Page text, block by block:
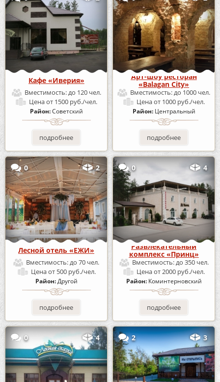
Кафе «Иверия»
Вместимость:до 120 чел.
Ценаот 1500 руб./чел.
Район:Советский
подробнее
Арт-шоу ресторан
«Balagan City»
Вместимость:до 1000 чел.
Ценаот 1000 руб./чел.
Район: Центральный
подробнее
0 2
Лесной отель «ЕЖИ»
Вместимость:до 70 чел.
Ценаот 500 руб./чел.
Район:Другой
подробнее
0 4
Развлекательный
комплекс «Принц»
Вместимость:до 350 чел.
Ценаот 2000 руб./чел.
Район: Коминтерновский
подробнее
0 4 2 3